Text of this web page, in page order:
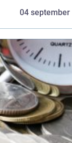
04 september